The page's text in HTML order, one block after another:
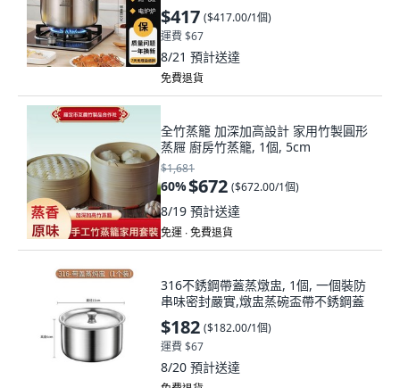
$417 ($417.00/1個)
運費 $67
8/21 預計送達
免費退貨
全竹蒸籠 加深加高設計 家用竹製圓形
蒸屜 廚房竹蒸籠, 1個, 5cm
$1,681
60%$672 ($672.00/1個)
8/19 預計送達
免運 ∙ 免費退貨
316不銹鋼帶蓋蒸燉盅, 1個, 一個裝防
串味密封嚴實,燉盅蒸碗盃帶不銹鋼蓋
$182 ($182.00/1個)
運費 $67
8/20 預計送達